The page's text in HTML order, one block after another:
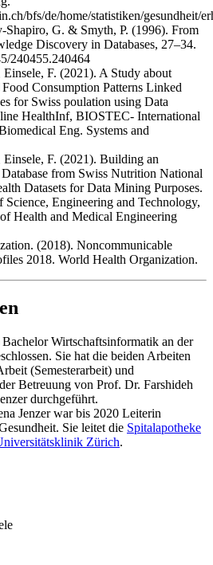
bfs/de/home/statistiken/gesundheit/
Shapiro, G. & Smyth, P. (1996). From
Discovery in Databases, 27–34.
240455.240464
F. (2021). A Study about
Consumption Patterns Linked
for Swiss poulation using Data
HealthInf, BIOSTEC- International
Eng. Systems and
F. (2021). Building an
from Swiss Nutrition National
Datasets for Data Mining Purposes.
Engineering and Technology,
Health and Medical Engineering
(2018). Noncommunicable
2018. World Health Organization.
Wirtschaftsinformatik an der
Sie hat die beiden Arbeiten
(Semesterarbeit) und
Betreuung von Prof. Dr. Farshideh
durchgeführt.
Jenzer war bis 2020 Leiterin
Sie leitet die Spitalapotheke
Zürich.